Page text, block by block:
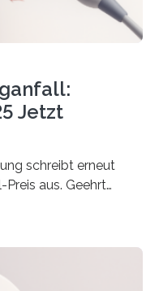
in
Jetzt
schreibt erneut
aus. Geehrt
zum Thema
fördert die
der